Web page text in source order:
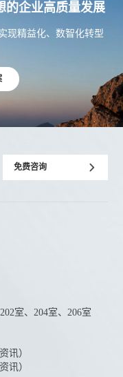
的企业高质量发展
现精益化、数智化转型
免费咨询
室、204室、206室
讯）
讯）